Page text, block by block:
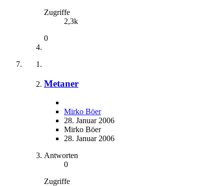
Zugriffe
2,3k
0
Metaner
Mirko Böer
28. Januar 2006
Mirko Böer
28. Januar 2006
Antworten
0
Zugriffe